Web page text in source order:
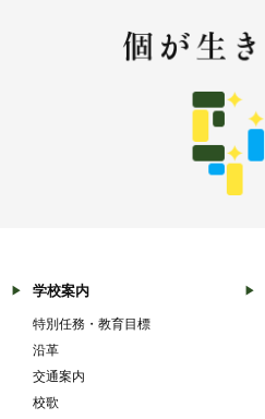
学校案内
特別任務・教育目標
沿革
交通案内
校歌